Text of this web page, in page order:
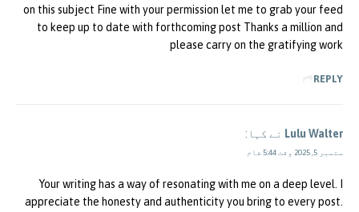
on this subject Fine with your permission let me to grab your feed
to keep up to date with forthcoming post Thanks a million and
please carry on the gratifying work
REPLY
Lulu Walter نے کہا:
ستمبر 5, 2025 وقت 5:44 شام
Your writing has a way of resonating with me on a deep level. I
appreciate the honesty and authenticity you bring to every post.